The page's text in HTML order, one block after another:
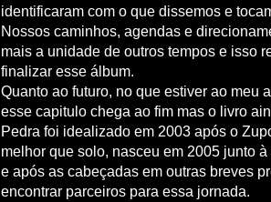
identificaram com o que dissemos e
Nossos caminhos, agendas e
mais a unidade de outros tempos e isso
finalizar esse álbum.
Quanto ao futuro, no que estiver ao meu
esse capitulo chega ao fim mas o livro
Pedra foi idealizado em 2003 após o
melhor que solo, nasceu em 2005 junto
e após as cabeçadas em outras breves
encontrar parceiros para essa jornada.